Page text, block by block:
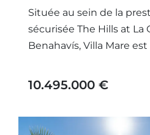
Située au sein de la
sécurisée The Hills at La
Benahavís, Villa Mare
architecture audacieuse,
10.495.000 €